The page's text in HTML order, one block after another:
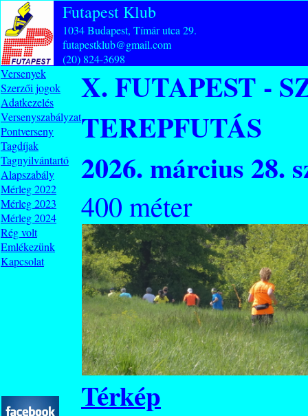
Futapest Klub
1034 Budapest, Tímár utca 29.
futapestklub@gmail.com
(20) 824-3698
Versenyek
Szerzői jogok
Adatkezelés
Versenyszabályzat
Pontverseny
Tagdíjak
Tagnyilvántartó
Alapszabály
Mérleg 2022
Mérleg 2023
Mérleg 2024
Rég volt
Emlékezünk
Kapcsolat
X. FUTAPEST -
TEREPFUTÁS
2026. március 28.
400 méter
Térkép